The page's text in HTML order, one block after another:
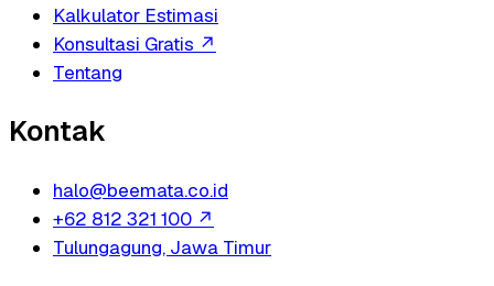
Kalkulator Estimasi
Konsultasi Gratis ↗
Tentang
Kontak
halo@beemata.co.id
+62 812 321 100 ↗
Tulungagung, Jawa Timur